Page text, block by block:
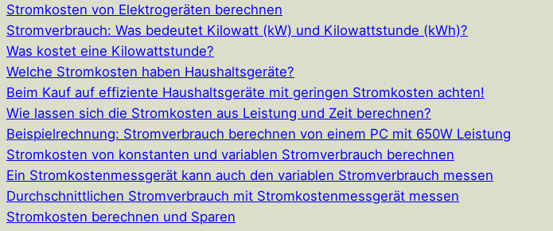
Stromkosten von Elektrogeräten berechnen
Stromverbrauch: Was bedeutet Kilowatt (kW) und Kilowattstunde (kWh)?
Was kostet eine Kilowattstunde?
Welche Stromkosten haben Haushaltsgeräte?
Beim Kauf auf effiziente Haushaltsgeräte mit geringen Stromkosten achten!
Wie lassen sich die Stromkosten aus Leistung und Zeit berechnen?
Beispielrechnung: Stromverbrauch berechnen von einem PC mit 650W Leistung
Stromkosten von konstanten und variablen Stromverbrauch berechnen
Ein Stromkostenmessgerät kann auch den variablen Stromverbrauch messen
Durchschnittlichen Stromverbrauch mit Stromkostenmessgerät messen
Stromkosten berechnen und Sparen